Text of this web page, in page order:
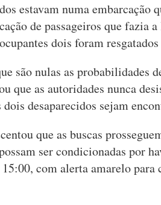
estavam numa embarcação
de passageiros que fazia
dois foram
são nulas as probabilidades
que as autoridades nunca
desaparecidos sejam
que as buscas
ser condicionadas por
com alerta amarelo para